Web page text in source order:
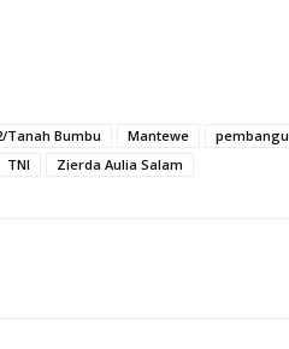
Tanah Bumbu Mantewe
TNI Zierda Aulia Salam